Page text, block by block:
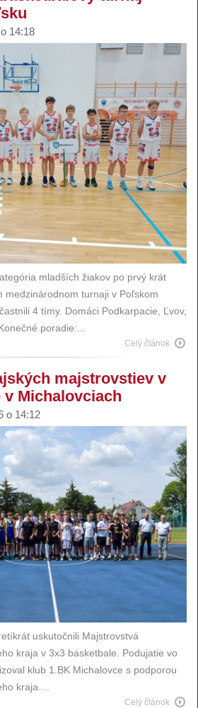
14:18
mladších žiakov po prvý krát
medzinárodnom turnaji v Poľskom
4 tímy. Domáci Podkarpacie, Ľvov,
poradie:...
Celý článok
majstrovstiev v
v Michalovciach
o 14:12
uskutočnili Majstrovstvá
kraja v 3x3 basketbale. Podujatie vo
klub 1.BK Michalovce s podporou
kraja....
Celý článok